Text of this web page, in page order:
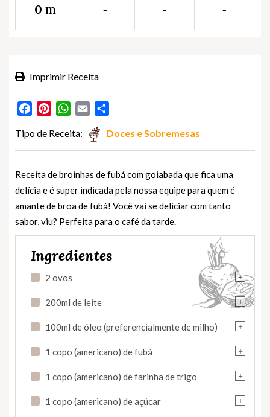
0 m ‐ ‐ ‐
Imprimir Receita
FacebookPinterestWhatsApp
Email
Tipo de Receita: Doces e Sobremesas
Receita de broinhas de fubá com goiabada que fica uma
delícia e é super indicada pela nossa equipe para quem é
amante de broa de fubá! Você vai se deliciar com tanto
sabor, viu? Perfeita para o café da tarde.
Ingredientes
+
2 ovos
+
200ml de leite
+
100ml de óleo (preferencialmente de milho)
+
1 copo (americano) de fubá
+
1 copo (americano) de farinha de trigo
+
1 copo (americano) de açúcar